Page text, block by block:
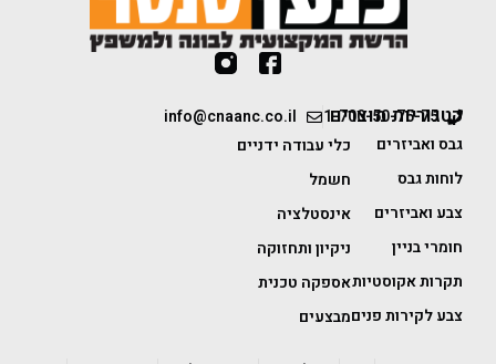
1-700-50-75-75
info@cnaanc.co.il קטגוריות מוצרים
גבס ואביזרים
לוחות גבס
צבע ואביזרים
חומרי בניין
תקרות אקוסטיות
צבע לקירות פנים
כלי עבודה ידניים
חשמל
אינסטלציה
ניקיון ותחזוקה
אספקה טכנית
מבצעים